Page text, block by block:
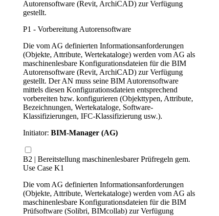
Autorensoftware (Revit, ArchiCAD) zur Verfügung
gestellt.
P1 - Vorbereitung Autorensoftware
Die vom AG definierten Informationsanforderungen
(Objekte, Attribute, Wertekataloge) werden vom AG als
maschinenlesbare Konfigurationsdateien für die BIM
Autorensoftware (Revit, ArchiCAD) zur Verfügung
gestellt. Der AN muss seine BIM Autorensoftware
mittels diesen Konfigurationsdateien entsprechend
vorbereiten bzw. konfigurieren (Objekttypen, Attribute,
Bezeichnungen, Wertekataloge, Software-
Klassifizierungen, IFC-Klassifizierung usw.).
Initiator: BIM-Manager (AG)
B2 | Bereitstellung maschinenlesbarer Prüfregeln gem.
Use Case K1
Die vom AG definierten Informationsanforderungen
(Objekte, Attribute, Wertekataloge) werden vom AG als
maschinenlesbare Konfigurationsdateien für die BIM
Prüfsoftware (Solibri, BIMcollab) zur Verfügung